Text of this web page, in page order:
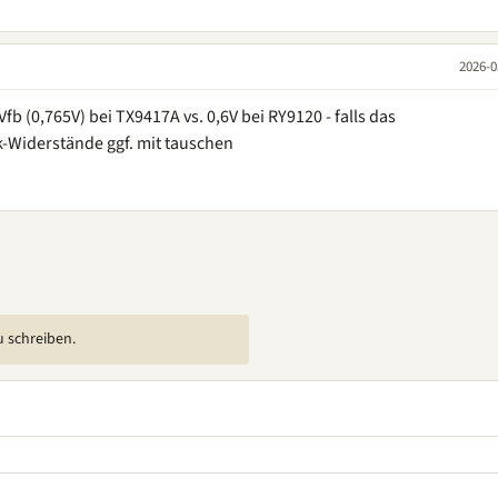
2026-
(0,765V) bei TX9417A vs. 0,6V bei RY9120 - falls das
ggf. mit tauschen
schreiben.